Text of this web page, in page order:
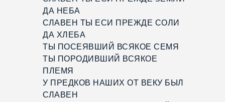
ДА НЕБА
СЛАВЕН ТЫ ЕСИ ПРЕЖДЕ СОЛИ
ДА ХЛЕБА
ТЫ ПОСЕЯВШИЙ ВСЯКОЕ СЕМЯ
ТЫ ПОРОДИВШИЙ ВСЯКОЕ
ПЛЕМЯ
У ПРЕДКОВ НАШИХ ОТ ВЕКУ БЫЛ
СЛАВЕН